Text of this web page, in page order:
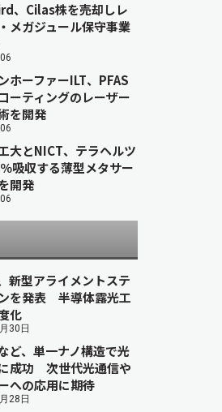
、Cilas株を売却しレ
メガジュール保守事業
ホーファーILT、PFAS
ーティングのレーザー
を開発
大とNICT、テラヘルツ
吸収する薄型メタサー
開発
新型アライメントステ
を発表 半導体露光工
化
30日
ど、単一ナノ構造で光
成功 次世代光通信や
への応用に期待
28日